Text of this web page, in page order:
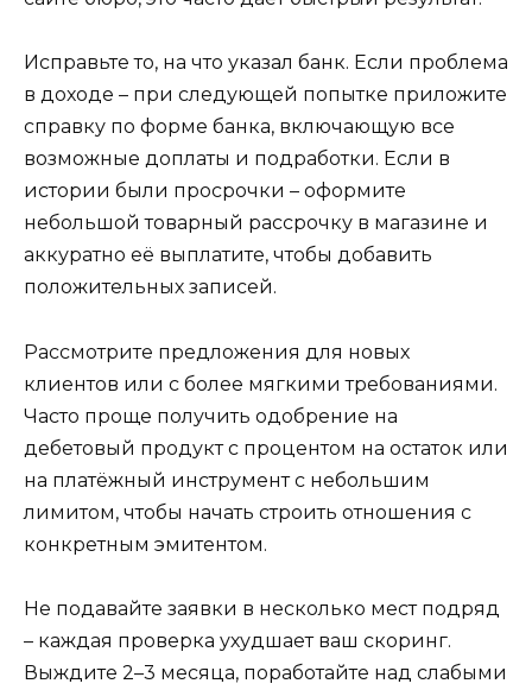
Исправьте то, на что указал банк. Если проблема
в доходе – при следующей попытке приложите
справку по форме банка, включающую все
возможные доплаты и подработки. Если в
истории были просрочки – оформите
небольшой товарный рассрочку в магазине и
аккуратно её выплатите, чтобы добавить
положительных записей.
Рассмотрите предложения для новых
клиентов или с более мягкими требованиями.
Часто проще получить одобрение на
дебетовый продукт с процентом на остаток или
на платёжный инструмент с небольшим
лимитом, чтобы начать строить отношения с
конкретным эмитентом.
Не подавайте заявки в несколько мест подряд
– каждая проверка ухудшает ваш скоринг.
Выждите 2–3 месяца, поработайте над слабыми